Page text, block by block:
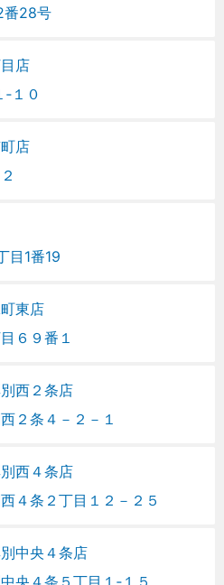
番28号
店
１０
店
目1番19
東店
６９番１
西２条店
２条４－２－１
西４条店
４条２丁目１２－２５
中央４条店
央４条５丁目１‐１５